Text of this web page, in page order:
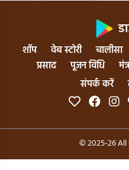
शॉप वेब स्टोरी चालीसा
प्रसाद
पूजन विधि
संपर्क करें
© 2025-26 All